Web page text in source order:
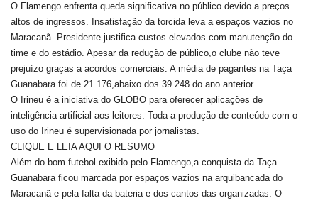
O Flamengo enfrenta queda significativa no público devido a preços
altos de ingressos. Insatisfação da torcida leva a espaços vazios no
Maracanã. Presidente justifica custos elevados com manutenção do
time e do estádio. Apesar da redução de público,o clube não teve
prejuízo graças a acordos comerciais. A média de pagantes na Taça
Guanabara foi de 21.176,abaixo dos 39.248 do ano anterior.
O Irineu é a iniciativa do GLOBO para oferecer aplicações de
inteligência artificial aos leitores. Toda a produção de conteúdo com o
uso do Irineu é supervisionada por jornalistas.
CLIQUE E LEIA AQUI O RESUMO
Além do bom futebol exibido pelo Flamengo,a conquista da Taça
Guanabara ficou marcada por espaços vazios na arquibancada do
Maracanã e pela falta da bateria e dos cantos das organizadas. O